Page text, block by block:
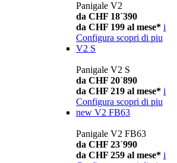
Panigale V2
da CHF 18´390
da CHF 199 al mese* i
Configura scopri di piu
V2 S
Panigale V2 S
da CHF 20´890
da CHF 219 al mese* i
Configura scopri di piu
new V2 FB63
Panigale V2 FB63
da CHF 23´990
da CHF 259 al mese* i